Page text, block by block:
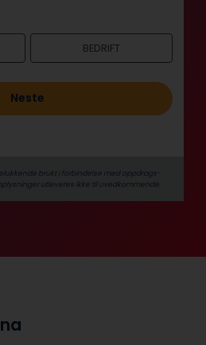
BEDRIFT
Neste
brukt i forbindelse med oppdrags­
utleveres ikke til uvedkommende.